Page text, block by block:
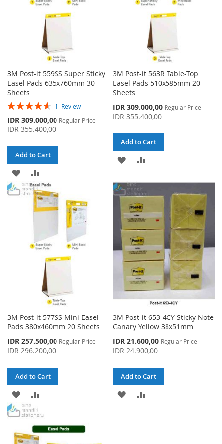
3M Post-it 559SS Super Sticky
Easel Pads 635x760mm 30
Sheets
Rating:
1 Review
Special
Price
IDR 309.000,00 Regular Price
IDR 355.400,00
Add to Cart
ADD
TO
WISH
TO
COMPARE
3M Post-it 563R Table-Top
Easel Pads 510x585mm 20
Sheets
Special
Price
IDR 309.000,00 Regular Price
IDR 355.400,00
Add to Cart
ADD
WISH
LIST
COMPARE
3M Post-it 577SS Mini Easel
Pads 380x460mm 20 Sheets
Special
Price
IDR 257.500,00 Regular Price
IDR 296.200,00
Add to Cart
ADD
TO
WISHCOMPARE
3M Post-it 653-4CY Sticky Note
Canary Yellow 38x51mm
Special
Price
IDR 21.600,00 Regular Price
IDR 24.900,00
Add to Cart
ADD